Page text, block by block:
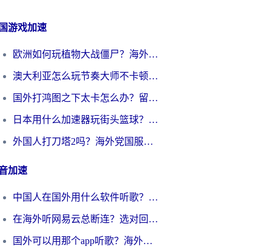
游戏加速
欧洲如何玩植物大战僵尸？海外党国服游戏加速避坑指南（附实测对比）
澳大利亚怎么玩节奏大师不卡顿？海外党国服游戏加速终极指南
国外打鸿图之下太卡怎么办？留学生亲测有效的国服游戏加速方案
日本用什么加速器玩街头篮球？海外党国服游戏不卡顿的终极攻略
外国人打刀塔2吗？海外党国服游戏加速避坑全攻略
加速
中国人在国外用什么软件听歌？别再被地域限制卡脖子，这篇教你轻松解锁国内音乐库
在海外听网易云总断连？选对回国加速器，告别地区限制和卡顿
国外可以用那个app听歌？海外党亲测有效的回国加速方案，轻松听国内音乐听书